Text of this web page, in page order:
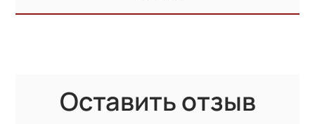
Оставить отзыв